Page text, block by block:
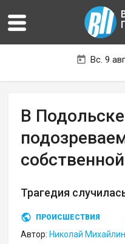
Вс. 9
В
Трагедия
ПРОИСШЕСТВИЯ
Автор: Николай Михайлин